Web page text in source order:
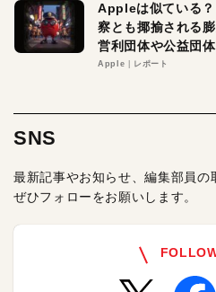
Appleは似ている
察とも揶揄される
営利団体や公益団
る理由とは
Apple レポート
SNS
最新記事やお知らせ、編集部員の
ぜひフォローをお願いします。